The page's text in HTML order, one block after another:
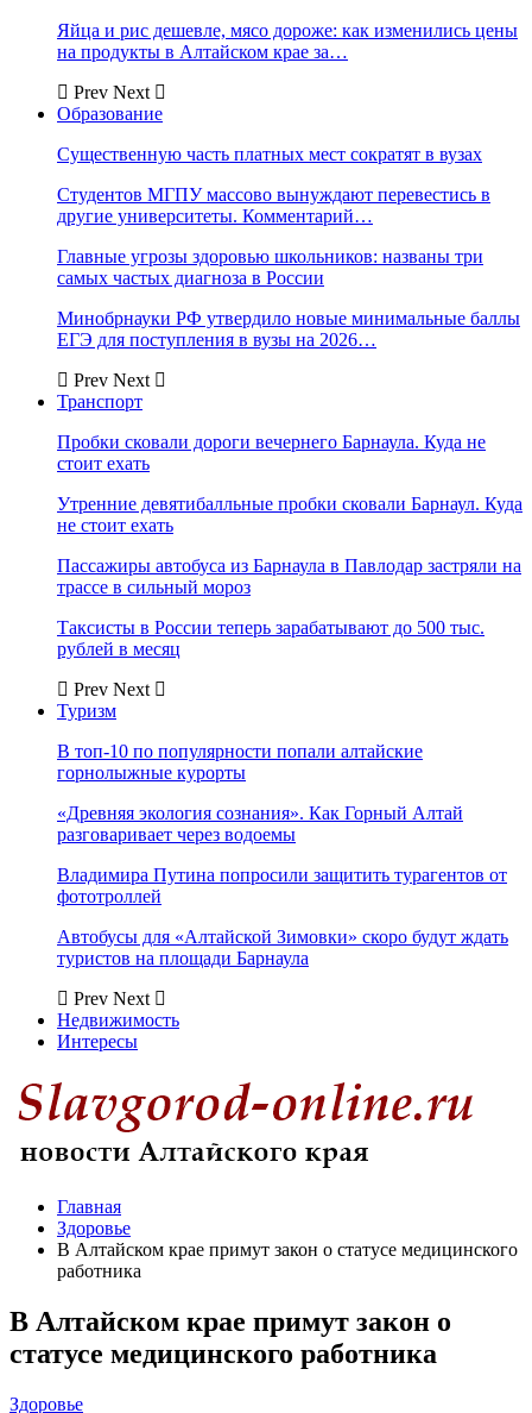
Яйца и рис дешевле, мясо дороже: как изменились цены
на продукты в Алтайском крае за…
Prev Next
Образование
Существенную часть платных мест сократят в вузах
Студентов МГПУ массово вынуждают перевестись в
другие университеты. Комментарий…
Главные угрозы здоровью школьников: названы три
самых частых диагноза в России
Минобрнауки РФ утвердило новые минимальные баллы
ЕГЭ для поступления в вузы на 2026…
Prev Next
Транспорт
Пробки сковали дороги вечернего Барнаула. Куда не
стоит ехать
Утренние девятибалльные пробки сковали Барнаул. Куда
не стоит ехать
Пассажиры автобуса из Барнаула в Павлодар застряли на
трассе в сильный мороз
Таксисты в России теперь зарабатывают до 500 тыс.
рублей в месяц
Prev Next
Туризм
В топ-10 по популярности попали алтайские
горнолыжные курорты
«Древняя экология сознания». Как Горный Алтай
разговаривает через водоемы
Владимира Путина попросили защитить турагентов от
фототроллей
Автобусы для «Алтайской Зимовки» скоро будут ждать
туристов на площади Барнаула
Prev Next
Недвижимость
Интересы
Главная
Здоровье
В Алтайском крае примут закон о статусе медицинского
работника
В Алтайском крае примут закон о
статусе медицинского работника
Здоровье